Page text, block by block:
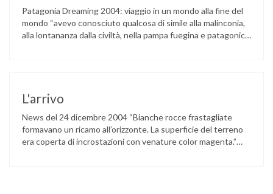
Patagonia Dreaming 2004: viaggio in un mondo alla fine del
mondo “avevo conosciuto qualcosa di simile alla malinconia,
alla lontananza dalla civiltà, nella pampa fuegina e patagonica,
L'arrivo
News del 24 dicembre 2004 “Bianche rocce frastagliate
formavano un ricamo all’orizzonte. La superficie del terreno
era coperta di incrostazioni con venature color magenta.”